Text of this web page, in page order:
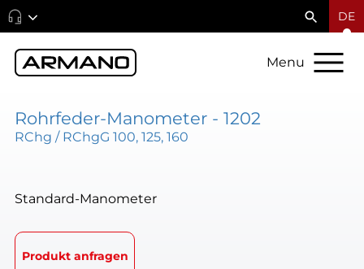
DE
Menu
Rohrfeder-Manometer - 1202
RChg / RChgG 100, 125, 160
Standard-Manometer
Produkt anfragen